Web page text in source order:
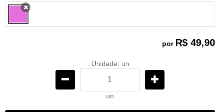
por R$ 49,90
Unidade: un
un